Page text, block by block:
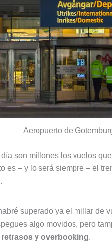
Aeropuerto de
son millones los vuelos
es – y lo será siempre – el
superado ya el millar de
algo movidos, pero
y overbooking.